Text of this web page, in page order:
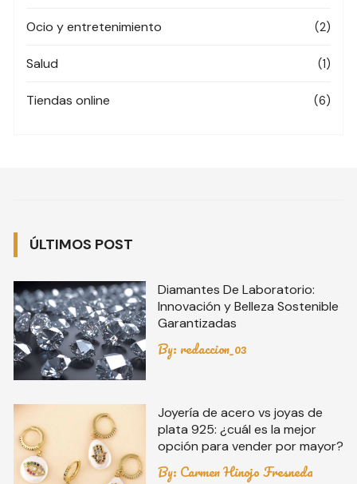
Ocio y entretenimiento (2)
Salud (1)
Tiendas online (6)
ÚLTIMOS POST
Diamantes De Laboratorio:
Innovación y Belleza Sostenible
Garantizadas
By: redaccion_03
Joyería de acero vs joyas de
plata 925: ¿cuál es la mejor
opción para vender por mayor?
By: Carmen Hinojo Fresneda